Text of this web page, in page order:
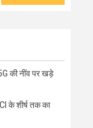
की नींव पर खड़े
के शीर्ष तक का